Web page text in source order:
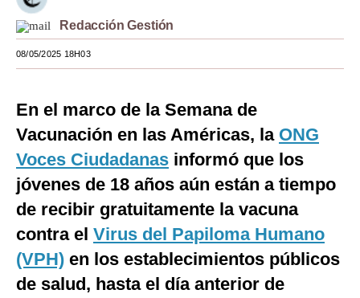
Mundo
EEUU
Internacional
Tecnología
Club del Suscriptor
Mix
G de Gestión
Redacción Gestión
08/05/2025 18H03
En el marco de la Semana de
Vacunación en las Américas, la ONG
Voces Ciudadanas informó que los
jóvenes de 18 años aún están a tiempo
de recibir gratuitamente la vacuna
contra el Virus del Papiloma Humano
(VPH) en los establecimientos públicos
de salud, hasta el día anterior de